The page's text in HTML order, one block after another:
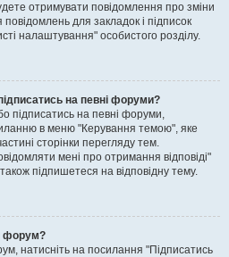
отримувати повідомлення про зміни
для закладок і підписок
налаштування" особистого розділу.
на певні форуми?
підписатись на певні форуми,
в меню "Керування темою", яке
сторінки перегляду тем.
мені про отримання відповіді"
підпишетеся на відповідну тему.
форум?
натисніть на посилання "Підписатись